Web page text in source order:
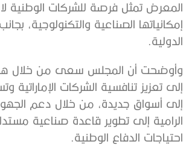
المعرض تمثل فرصة للشركات الوطنية
إمكانياتها الصناعية والتكنولوجية،
الدولية.
وأوضحت أن المجلس سعى من خلال
إلى تعزيز تنافسية الشركات الإماراتية
إلى أسواق جديدة، من خلال دعم
الرامية إلى تطوير قاعدة صناعية
احتياجات الدفاع الوطنية.